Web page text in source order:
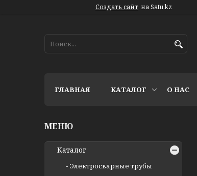
Создать сайт на Satu.kz
ГЛАВНАЯ КАТАЛОГ О НАС
Каталог
Электросварные трубы